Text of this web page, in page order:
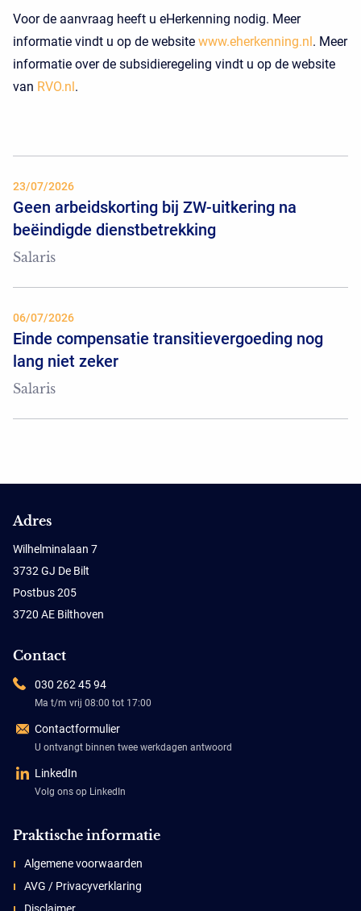
Voor de aanvraag heeft u eHerkenning nodig. Meer
informatie vindt u op de website www.eherkenning.nl. Meer
informatie over de subsidieregeling vindt u op de website
van RVO.nl.
23/07/2026
Geen arbeidskorting bij ZW-uitkering na
beëindigde dienstbetrekking
Salaris
06/07/2026
Einde compensatie transitievergoeding nog
lang niet zeker
Salaris
Adres
Wilhelminalaan 7
3732 GJ De Bilt
Postbus 205
3720 AE Bilthoven
Contact
030 262 45 94
Ma t/m vrij 08:00 tot 17:00
Contactformulier
U ontvangt binnen twee werkdagen antwoord
LinkedIn
Volg ons op LinkedIn
Praktische informatie
Algemene voorwaarden
AVG / Privacyverklaring